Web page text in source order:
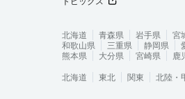
北海道 青森県 岩手県 宮
和歌山県
三重県 静岡県
熊本県
大分県 宮崎県 鹿
北海道
東北 関東 北陸・